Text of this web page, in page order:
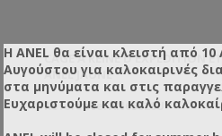
CAGE À REINE D'EXPÉDITION
ANEL JAUNE
Référence: AN65620U
Η ANEL θα είναι κλειστή από
Αυγούστου για καλοκαιρινές
στα μηνύματα και στις
Ευχαριστούμε και καλό